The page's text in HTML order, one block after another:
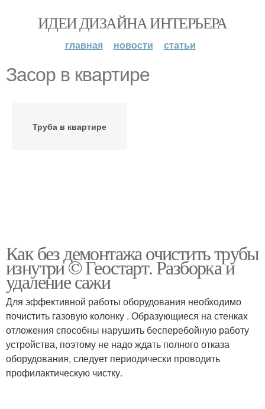
ИДЕИ ДИЗАЙНА ИНТЕРЬЕРА
главная новости статьи
Засор в квартире
Труба в квартире
Как без демонтажа очистить трубы
изнутри © Геостарт. Разборка и
удаление сажи
Для эффективной работы оборудования необходимо
почистить газовую колонку . Образующиеся на стенках
отложения способны нарушить бесперебойную работу
устройства, поэтому не надо ждать полного отказа
оборудования, следует периодически проводить
профилактическую чистку.